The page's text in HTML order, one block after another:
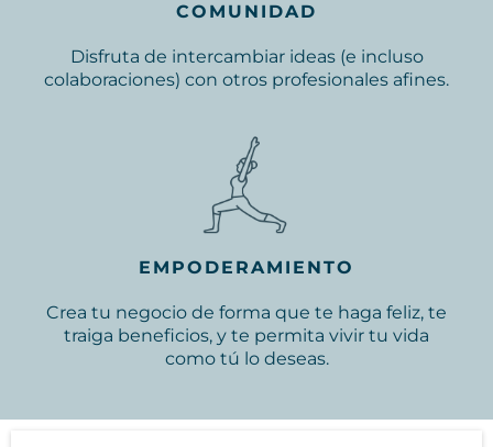
COMUNIDAD
Disfruta de intercambiar ideas (e incluso
colaboraciones) con otros profesionales afines.
EMPODERAMIENTO
Crea tu negocio de forma que te haga feliz, te
traiga beneficios, y te permita vivir tu vida
como tú lo deseas.